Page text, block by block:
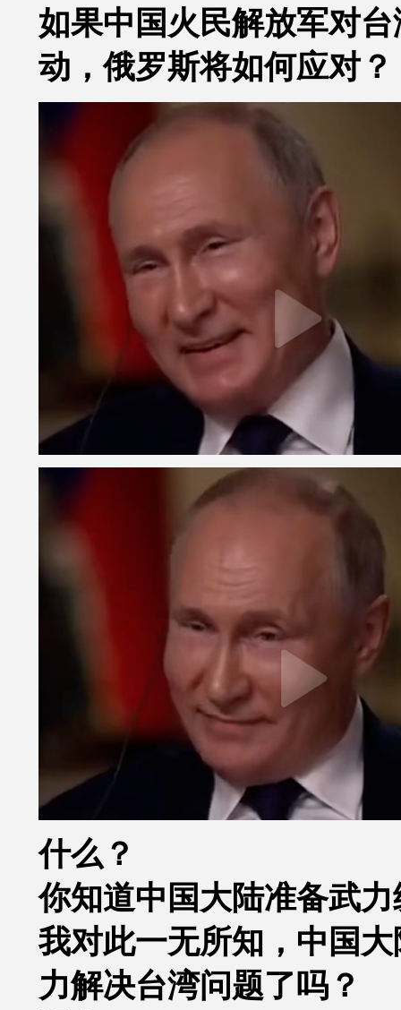
如果中国火民解放军对
动，俄罗斯将如何应对？
什么？
你知道中国大陆准备武
我对此一无所知，中国
力解决台湾问题了吗？